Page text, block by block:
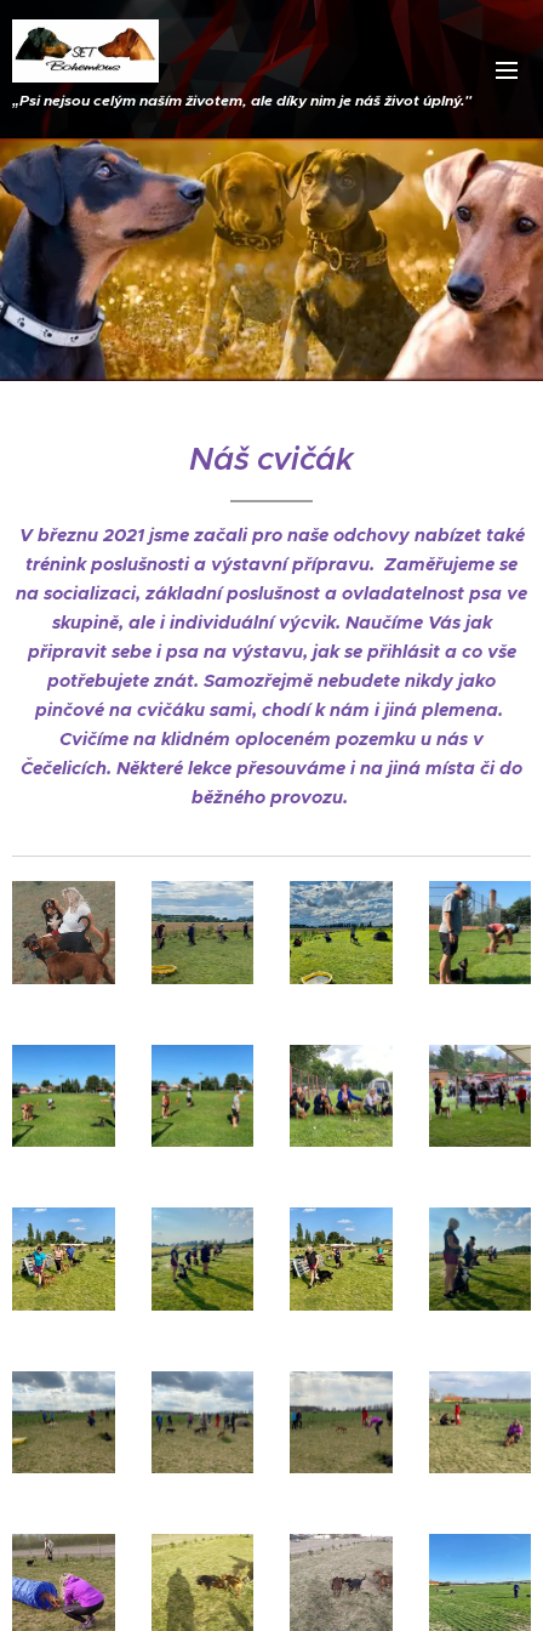
„Psi nejsou celým naším životem, ale díky nim je náš život úplný."
Náš cvičák
V březnu 2021 jsme začali pro naše odchovy nabízet také
trénink poslušnosti a výstavní přípravu. Zaměřujeme se
na socializaci, základní poslušnost a ovladatelnost psa ve
skupině, ale i individuální výcvik. Naučíme Vás jak
připravit sebe i psa na výstavu, jak se přihlásit a co vše
potřebujete znát. Samozřejmě nebudete nikdy jako
pinčové na cvičáku sami, chodí k nám i jiná plemena.
Cvičíme na klidném oploceném pozemku u nás v
Čečelicích. Některé lekce přesouváme i na jiná místa či do
běžného provozu.